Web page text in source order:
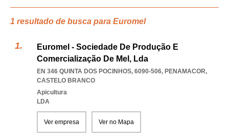
1 resultado de busca para Euromel
Euromel - Sociedade De Produção E
Comercialização De Mel, Lda
EN 346 QUINTA DOS POCINHOS, 6090-506, PENAMACOR,
CASTELO BRANCO
Apicultura
LDA
Ver empresa Ver no Mapa